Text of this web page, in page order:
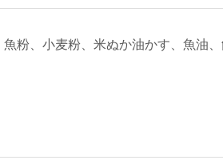
粉、小麦粉、米ぬか油かす、魚油